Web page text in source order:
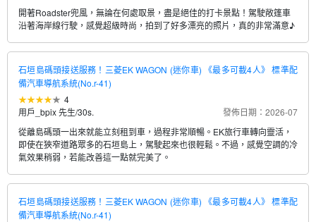
開著Roadster兜風，無論在何處取景，盡是絕佳的打卡景點！駕駛敞篷車
沿著海岸線行駛，感覺超級時尚，拍到了好多漂亮的照片，真的非常滿意♪
石垣島碼頭接送服務！三菱EK WAGON (迷你車) 《最多可載4人》 標準配
備汽車導航系統(No.r-41)
4
用戶_bpix 先生/30s.
發佈日期：2026-07
從離島碼頭一出來就能立刻租到車，過程非常順暢。EK旅行車轉向靈活，
即使在狹窄道路眾多的石垣島上，駕駛起來也很輕鬆。不過，感覺空調的冷
氣效果稍弱，若能改善這一點就完美了。
石垣島碼頭接送服務！三菱EK WAGON (迷你車) 《最多可載4人》 標準配
備汽車導航系統(No.r-41)